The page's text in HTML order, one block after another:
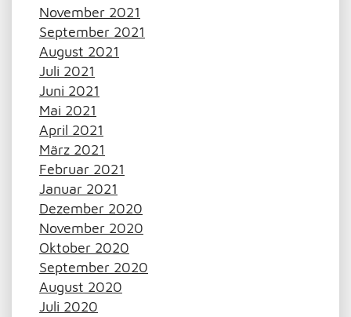
November 2021
September 2021
August 2021
Juli 2021
Juni 2021
Mai 2021
April 2021
März 2021
Februar 2021
Januar 2021
Dezember 2020
November 2020
Oktober 2020
September 2020
August 2020
Juli 2020